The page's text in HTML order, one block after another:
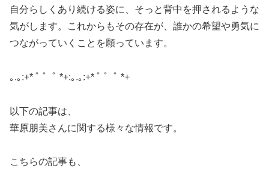
自分らしくあり続ける姿に、そっと背中を押されるような
気がします。これからもその存在が、誰かの希望や勇気に
つながっていくことを願っています。
｡.｡:+* ﾟ ゜ﾟ *+:｡.｡:+* ﾟ ゜ﾟ *+
以下の記事は、
華原朋美さんに関する様々な情報です。
こちらの記事も、